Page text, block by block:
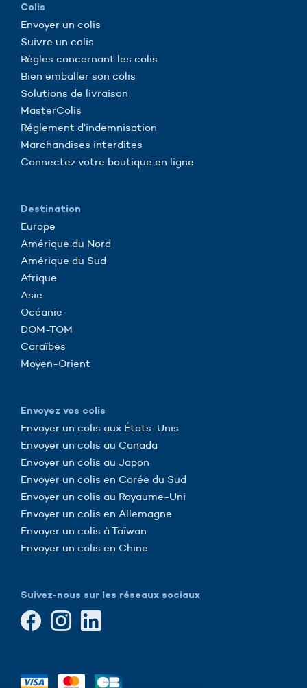
Colis
Envoyer un colis
Suivre un colis
Règles concernant les colis
Bien emballer son colis
Solutions de livraison
MasterColis
Réglement d’indemnisation
Marchandises interdites
Connectez votre boutique en ligne
Destination
Europe
Amérique du Nord
Amérique du Sud
Afrique
Asie
Océanie
DOM-TOM
Caraïbes
Moyen-Orient
Envoyez vos colis
Envoyer un colis aux États-Unis
Envoyer un colis au Canada
Envoyer un colis au Japon
Envoyer un colis en Corée du Sud
Envoyer un colis au Royaume-Uni
Envoyer un colis en Allemagne
Envoyer un colis à Taïwan
Envoyer un colis en Chine
Suivez-nous sur les réseaux sociaux